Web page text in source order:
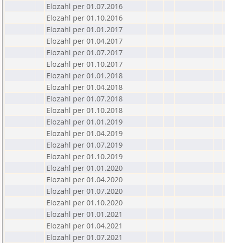
Elozahl per 01.07.2016
Elozahl per 01.10.2016
Elozahl per 01.01.2017
Elozahl per 01.04.2017
Elozahl per 01.07.2017
Elozahl per 01.10.2017
Elozahl per 01.01.2018
Elozahl per 01.04.2018
Elozahl per 01.07.2018
Elozahl per 01.10.2018
Elozahl per 01.01.2019
Elozahl per 01.04.2019
Elozahl per 01.07.2019
Elozahl per 01.10.2019
Elozahl per 01.01.2020
Elozahl per 01.04.2020
Elozahl per 01.07.2020
Elozahl per 01.10.2020
Elozahl per 01.01.2021
Elozahl per 01.04.2021
Elozahl per 01.07.2021